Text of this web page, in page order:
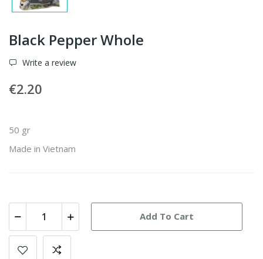
Black Pepper Whole
Write a review
€2.20
50 gr
Made in Vietnam
Add To Cart